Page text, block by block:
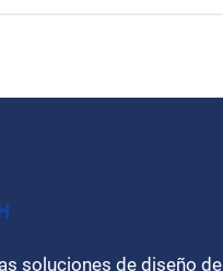
soluciones de diseño de